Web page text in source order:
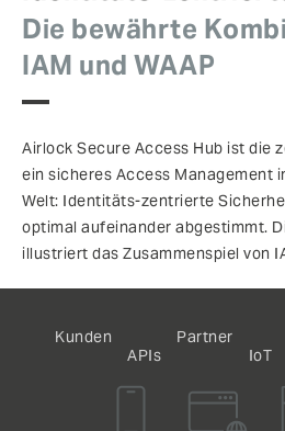
Die bewährte
IAM und WAAP
Airlock Secure Access Hub ist die
ein sicheres Access Management
Welt: Identitäts-zentrierte
optimal aufeinander abgestimmt.
illustriert das Zusammenspiel von
Kunden
APIs
Partner
IoT